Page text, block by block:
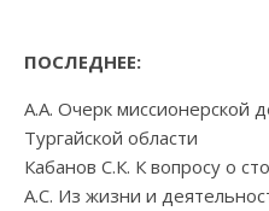
ПОСЛЕДНЕЕ:
А.А. Очерк миссионерской
Тургайской области
Кабанов С.К. К вопросу о
А.С. Из жизни и